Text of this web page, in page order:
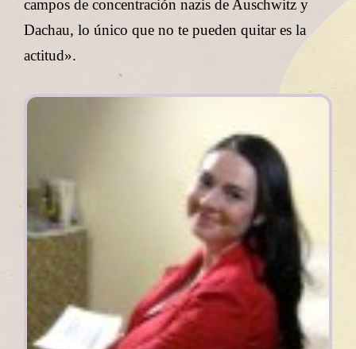
campos de concentración nazis de Auschwitz y
Dachau, lo único que no te pueden quitar es la
actitud».